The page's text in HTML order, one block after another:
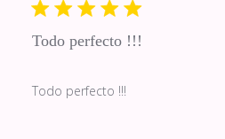
Todo perfecto !!!
Todo perfecto !!!